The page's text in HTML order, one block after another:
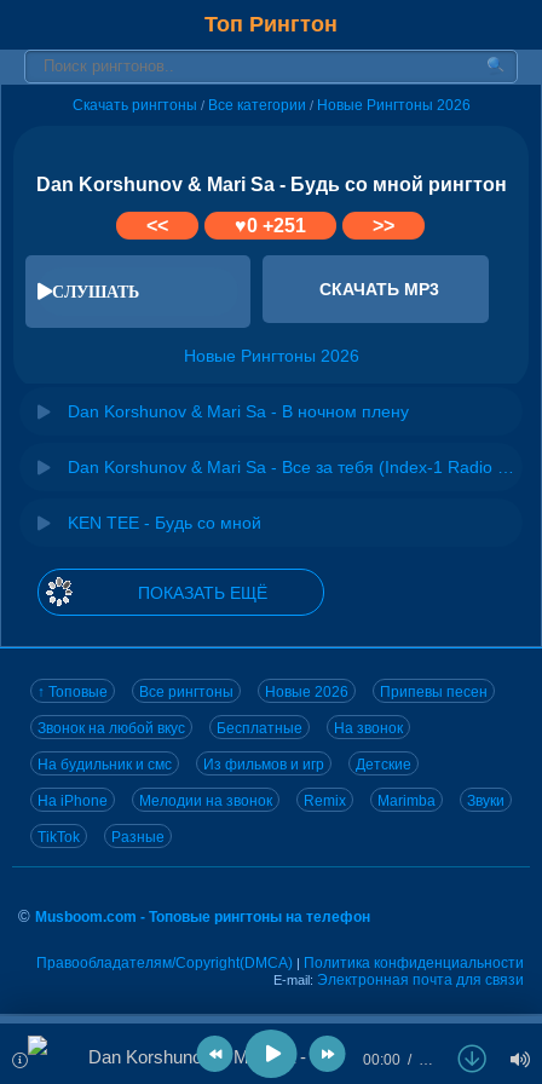
Топ Рингтон
Скачать рингтоны / Все категории / Новые Рингтоны 2026
Dan Korshunov & Mari Sa - Будь со мной рингтон
<<
♥0+251 >>
СЛУШАТЬ СКАЧАТЬ MP3
Новые Рингтоны 2026
Dan Korshunov & Mari Sa - В ночном плену
KEN TEE - Будь со мной
ПОКАЗАТЬ ЕЩЁ
↑ Топовые Все рингтоны Новые 2026 Припевы песен
Звонок на любой вкус Бесплатные На звонок
На будильник и смс Из фильмов и игр Детские
На iPhone Мелодии на звонок Remix Marimba Звуки
TikTok Разные
© Musboom.com - Топовые рингтоны на телефон
Правообладателям/Copyright(DMCA) | Политика конфиденциальности
E-mail: Электронная почта для связи
Dan Korshunov & Mari Sa - Будь со мной 00:00 …